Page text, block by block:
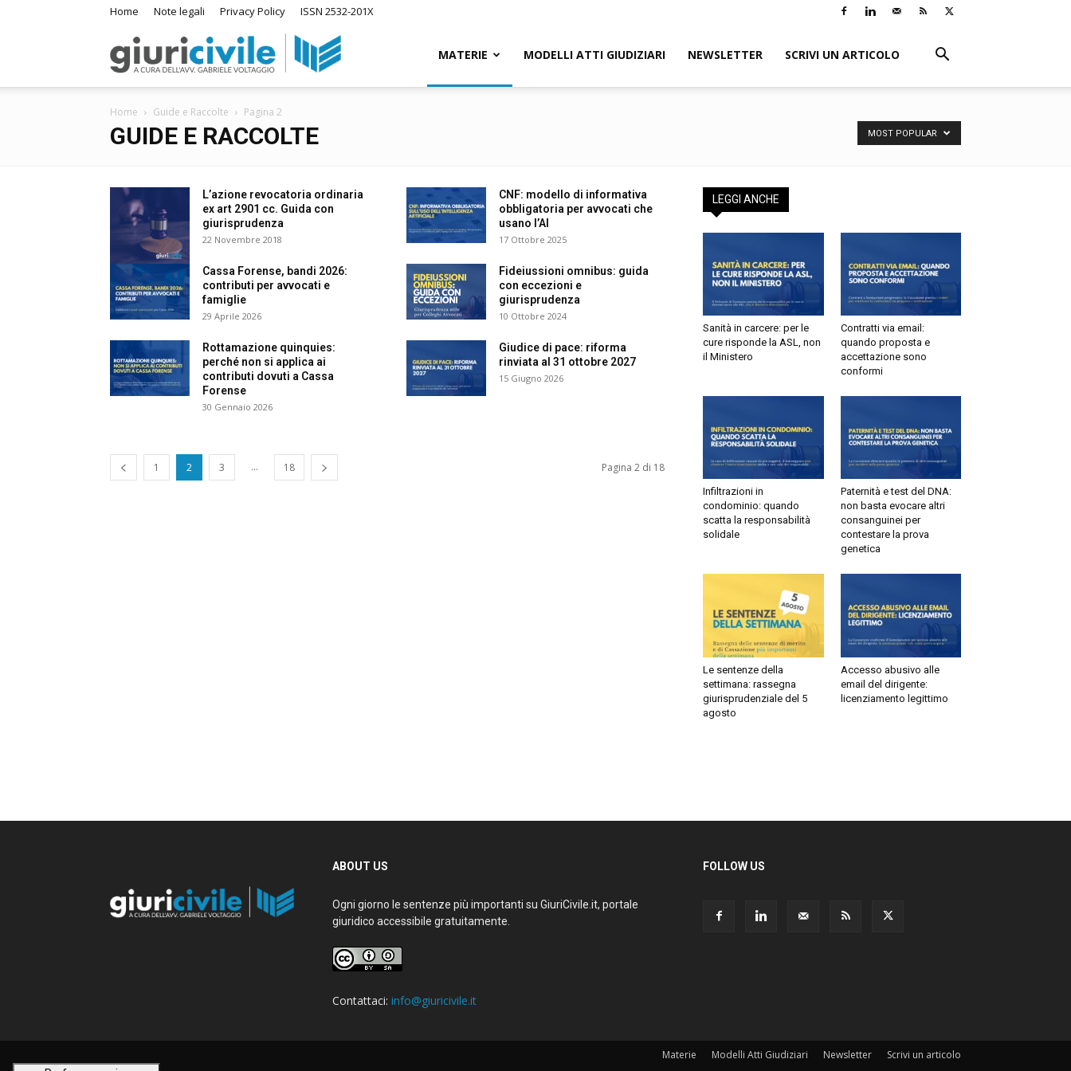
Home Note legali Privacy Policy ISSN 2532-201X
GiuriCivile.it MATERIE MODELLI ATTI GIUDIZIARI NEWSLETTER SCRIVI UN ARTICOLO
Home Guide e Raccolte Pagina 2
GUIDE E RACCOLTE MOST POPULAR
L’azione revocatoria ordinaria
ex art 2901 cc. Guida con
giurisprudenza
22 Novembre 2018
CNF: modello di informativa
obbligatoria per avvocati che
usano l’AI
17 Ottobre 2025
Cassa Forense, bandi 2026:
contributi per avvocati e
famiglie
29 Aprile 2026
Fideiussioni omnibus: guida
con eccezioni e
giurisprudenza
10 Ottobre 2024
Rottamazione quinquies:
perché non si applica ai
contributi dovuti a Cassa
Forense
30 Gennaio 2026
Giudice di pace: riforma
rinviata al 31 ottobre 2027
15 Giugno 2026
... 18 Pagina 2 di 18
LEGGI ANCHE
Sanità in carcere: per le
cure risponde la ASL, non
il Ministero
Contratti via email:
quando proposta e
accettazione sono
conformi
Infiltrazioni in
condominio: quando
scatta la responsabilità
solidale
Paternità e test del DNA:
non basta evocare altri
consanguinei per
contestare la prova
genetica
Le sentenze della
settimana: rassegna
giurisprudenziale del 5
agosto
Accesso abusivo alle
email del dirigente:
licenziamento legittimo
ABOUT US
Ogni giorno le sentenze più importanti su GiuriCivile.it, portale
giuridico accessibile gratuitamente.
Contattaci:info@giuricivile.it
FOLLOW US
Materie Modelli Atti Giudiziari Newsletter Scrivi un articolo
Autorizzo l’invio di comunicazioni a scopo commerciale e di
marketing nei limiti indicati nell’informativa .
Autorizzo
Non autorizzo